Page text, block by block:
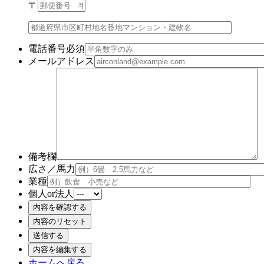
〒
電話番号必須
メールアドレス
備考欄
広さ／馬力
業種
個人or法人